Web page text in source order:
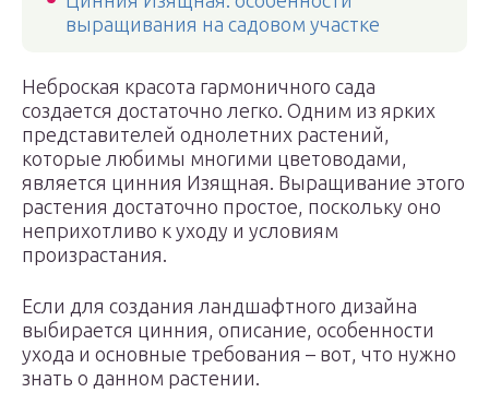
выращивания на садовом участке
Неброская красота гармоничного сада
создается достаточно легко. Одним из ярких
представителей однолетних растений,
которые любимы многими цветоводами,
является цинния Изящная. Выращивание этого
растения достаточно простое, поскольку оно
неприхотливо к уходу и условиям
произрастания.
Если для создания ландшафтного дизайна
выбирается цинния, описание, особенности
ухода и основные требования – вот, что нужно
знать о данном растении.